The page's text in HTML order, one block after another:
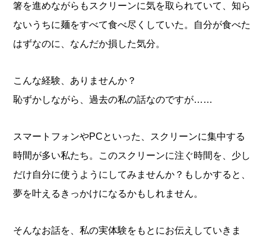
箸を進めながらもスクリーンに気を取られていて、知ら
ないうちに麺をすべて食べ尽くしていた。自分が食べた
はずなのに、なんだか損した気分。
こんな経験、ありませんか？
恥ずかしながら、過去の私の話なのですが……
スマートフォンやPCといった、スクリーンに集中する
時間が多い私たち。このスクリーンに注ぐ時間を、少し
だけ自分に使うようにしてみませんか？もしかすると、
夢を叶えるきっかけになるかもしれません。
そんなお話を、私の実体験をもとにお伝えしていきま